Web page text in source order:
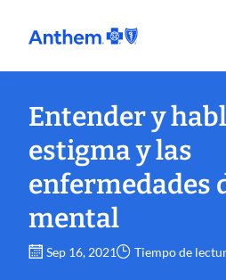
Entender y
estigma y las
enfermedades
mental
Sep 16, 2021 Tiempo de